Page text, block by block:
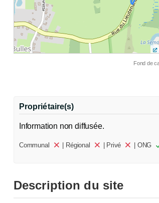
Fond de
Propriétaire(s)
Information non diffusée.
Communal | Régional | Privé | ONG
Description du site